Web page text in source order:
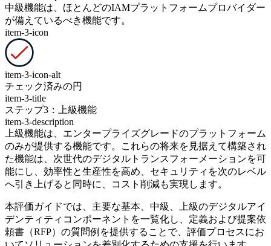
中級機能は、ほとんどのIAMプラットフォームプロバイダー
が備えているべき機能です。
item-3-icon
item-3-icon-alt
チェック済みの円
item-3-title
ステップ3：上級機能
item-3-description
上級機能は、エンタープライズグレードのプラットフォーム
のみが提供する機能です。これらの将来を見据えて構築され
た機能は、次世代のデジタルトランスフォーメーションを可
能にし、効率性と生産性を高め、セキュリティを次のレベル
へ引き上げると同時に、コスト削減も実現します。
本評価ガイドでは、主要な基本、中級、上級のデジタルアイ
デンティティコンポーネントを一覧化し、定義および提案依
頼書（RFP）の質問例を提供することで、評価プロセスにお